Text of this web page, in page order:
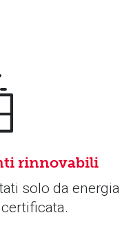
rinnovabili
solo da energia